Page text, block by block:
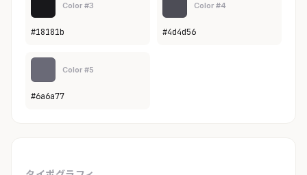
Color #3
#18181b
Color #4
#4d4d56
Color #5
#6a6a77